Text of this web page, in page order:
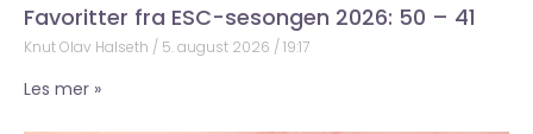
Favoritter fra ESC-sesongen 2026: 50 – 41
Knut Olav Halseth 5. august 2026 19:17
Les mer »